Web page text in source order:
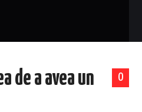
0
de a avea un